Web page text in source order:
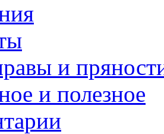
и
и полезное